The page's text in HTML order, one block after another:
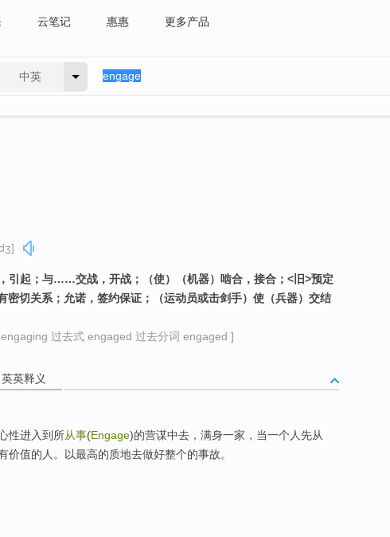
云笔记 惠惠 更多产品
中英
引起；与……交战，开战；（使）（机器）啮合，接合；<旧>预定
切关系；允诺，签约保证；（运动员或击剑手）使（兵器）交结
过去式 engaged 过去分词 engaged ]
英英释义
性进入到所从事(Engage)的营谋中去，满身一家，当一个人先从
价值的人。以最高的质地去做好整个的事故。